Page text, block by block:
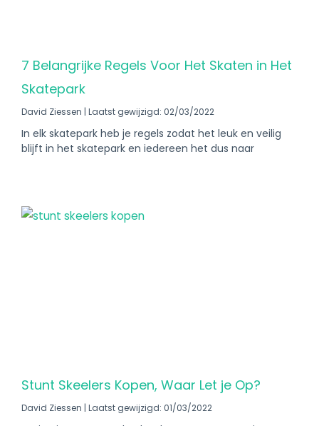
7 Belangrijke Regels Voor Het Skaten in Het
Skatepark
David Ziessen Laatst gewijzigd: 02/03/2022
In elk skatepark heb je regels zodat het leuk en veilig
blijft in het skatepark en iedereen het dus naar
Stunt Skeelers Kopen, Waar Let je Op?
David Ziessen Laatst gewijzigd: 01/03/2022